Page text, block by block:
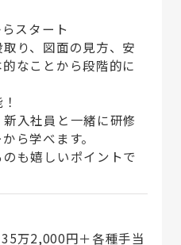
スタート
り、図面の見方、安
なことから段階的に
入社員と一緒に研修
ら学べます。
も嬉しいポイントで
万2,000円＋各種手当